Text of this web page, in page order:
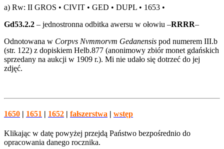
a) Rw: II GROS • CIVIT • GED • DUPL • 1653 •
Gd53.2.2 – jednostronna odbitka awersu w ołowiu –RRRR–
Odnotowana w Corpvs Nvmmorvm Gedanensis pod numerem III.b
(str. 122) z dopiskiem Helb.877 (anonimowy zbiór monet gdańskich
sprzedany na aukcji w 1909 r.). Mi nie udało się dotrzeć do jej
zdjęć.
1650 | 1651 | 1652 | fałszerstwa | wstęp
Klikając w datę powyżej przejdą Państwo bezpośrednio do
opracowania danego rocznika.